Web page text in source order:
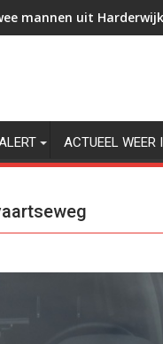
mannen uit
ACTUEEL WEER